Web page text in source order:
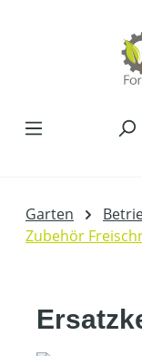
Garten
Zubehör